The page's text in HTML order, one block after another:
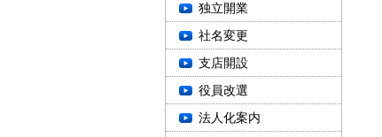
独立開業
社名変更
支店開設
役員改選
法人化案内